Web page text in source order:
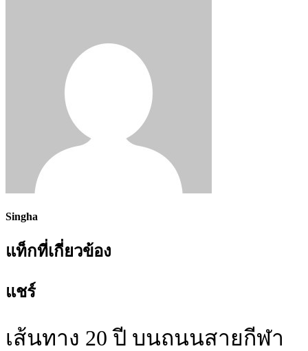
Singha
แท็กที่เกี่ยวข้อง
แชร์
เส้นทาง 20 ปี บนถนนสายกีฬา